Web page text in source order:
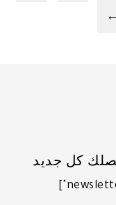
←
كل جديد